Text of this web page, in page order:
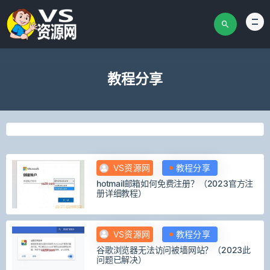
教程分享
VS资源网
教程分享
hotmail邮箱如何免费注册？（2023官方注
册详细教程）
VS资源网
教程分享
谷歌浏览器无法访问被墙网站？（2023此
问题已解决）